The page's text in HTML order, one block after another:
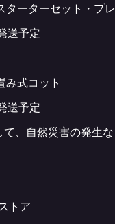
ターターセット・プ
送予定
み式コット
送予定
、自然災害の発生
トア